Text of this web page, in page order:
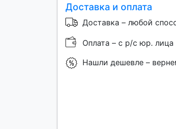
Доставка и оплата
Доставка – любой
Оплата – с р/с юр. лица
Нашли дешевле –